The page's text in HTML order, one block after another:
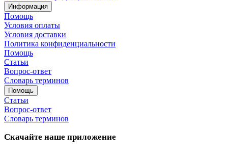
Информация
Помощь
Условия оплаты
Условия доставки
Политика конфиденциальности
Помощь
Статьи
Вопрос-ответ
Словарь терминов
Помощь
Статьи
Вопрос-ответ
Словарь терминов
Скачайте наше приложение